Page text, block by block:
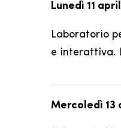
Lunedì 11
Laboratorio
e interattiva.
Mercoledì 13